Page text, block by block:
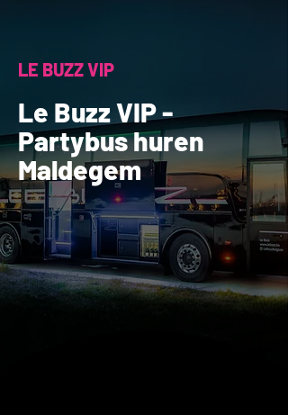
LE BUZZ VIP
Le Buzz VIP -
Partybus huren
Maldegem